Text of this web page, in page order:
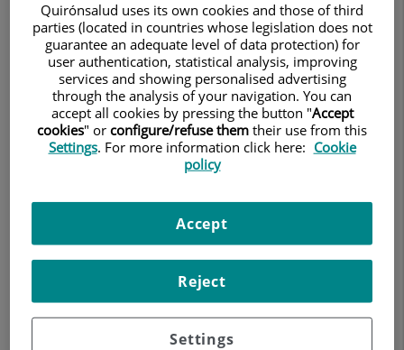
Gerardo Conesa
Quirónsalud uses its own cookies and those of third
parties (located in countries whose legislation does not
guarantee an adequate level of data protection) for
user authentication, statistical analysis, improving
services and showing personalised advertising
through the analysis of your navigation. You can
accept all cookies by pressing the button "Accept
cookies" or configure/refuse them their use from this
Settings. For more information click here: Cookie
policy
Settings
Reject
Accept